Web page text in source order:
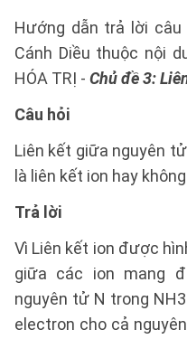
Hướng dẫn trả lời câu
Cánh Diều thuộc nội
HÓA TRỊ - Chủ đề 3:
Câu hỏi
Liên kết giữa nguyên
là liên kết ion hay
Trả lời
Vì Liên kết ion được
giữa các ion mang
nguyên tử N trong
electron cho cả